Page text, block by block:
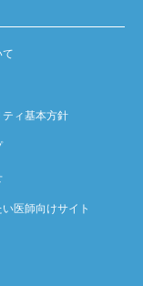
て
ィ基本方針
医師向けサイト